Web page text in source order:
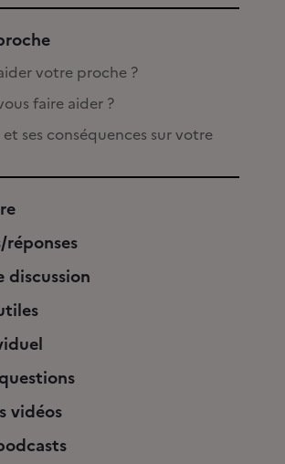
votre proche ?
faire aider ?
ses conséquences sur votre
réponses
discussion
vidéos